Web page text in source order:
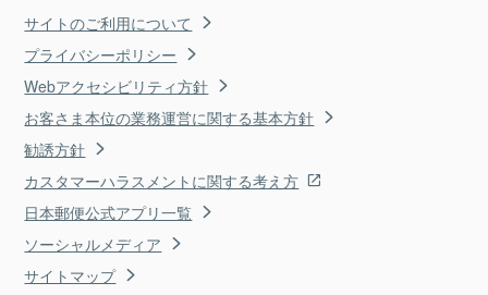
サイトのご利用について
プライバシーポリシー
Webアクセシビリティ方針
お客さま本位の業務運営に関する基本方針
勧誘方針
カスタマーハラスメントに関する考え方
日本郵便公式アプリ一覧
ソーシャルメディア
サイトマップ